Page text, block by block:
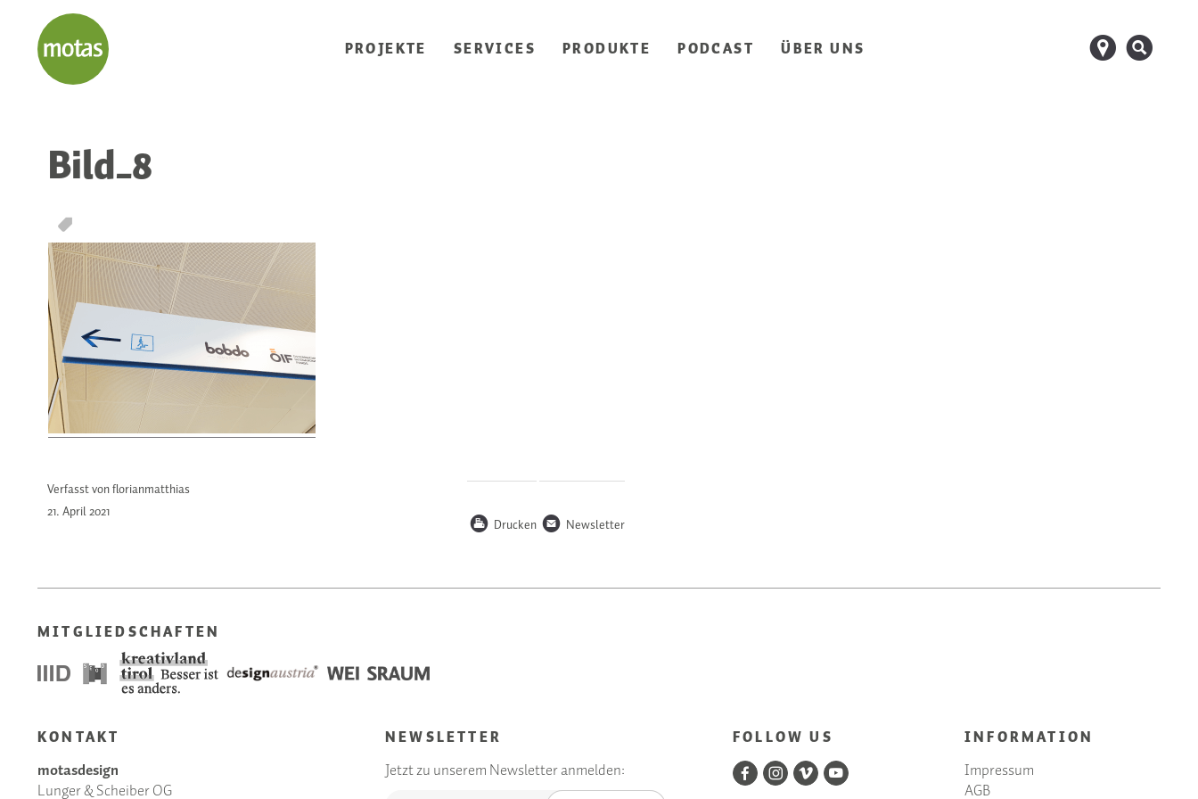
PROJEKTE SERVICES PRODUKTE PODCAST ÜBER UNS d s
Bild_8
T
Verfasst von florianmatthias
21. April2021 P Drucken n Newsletter
MITGLIEDSCHAFTEN
KONTAKT
motasdesign
Lunger & Scheiber OG
NEWSLETTER
Jetzt zu unserem Newsletter anmelden:
FOLLOW US INFORMATION
Impressum
AGB